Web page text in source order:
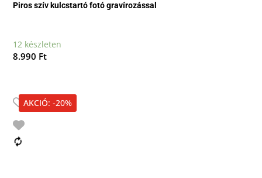
Piros szív kulcstartó fotó gravírozással
12 készleten
8.990 Ft
AKCIÓ: -20%